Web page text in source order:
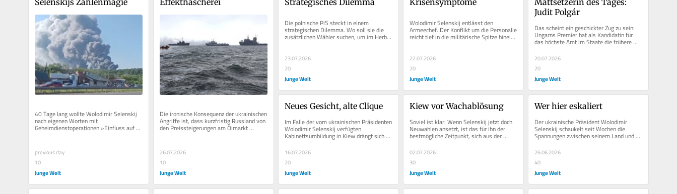
40 Tage lang wollte Wolodimir Selenskij
nach eigenen Worten mit
Geheimdienstoperationen »Einfluss auf
Russland nehmen«, damit das Land den...
previous day
10
Junge Welt
Die ironische Konsequenz der ukrainischen
Angriffe ist, dass kurzfristig Russland von
den Preissteigerungen am Ölmarkt
profitieren wird. Vermutlich...
26.07.2026
10
Junge Welt
Die polnische PiS steckt in einem
strategischen Dilemma. Wo soll sie die
zusätzlichen Wähler suchen, um im Herbst
2027 wieder eine Mehrheit zu...
23.07.2026
20
Junge Welt
Wolodimir Selenskij entlässt den
Armeechef. Der Konflikt um die Personalie
reicht tief in die militärische Spitze hinein.
22.07.2026
20
Junge Welt
Judit Polgár
Das scheint ein geschickter Zug zu sein:
Ungarns Premier hat als Kandidatin für
das höchste Amt im Staate die frühere
20.07.2026
20
Junge Welt
Neues Gesicht, alte Clique
Im Falle der vom ukrainischen Präsidenten
Wolodimir Selenskij verfügten
Kabinettsumbildung in Kiew drängt sich
die Wendung vom »letzten Aufgebot«...
16.07.2026
20
Junge Welt
Kiew vor Wachablösung
Soviel ist klar: Wenn Selenskij jetzt doch
Neuwahlen ansetzt, ist das für ihn der
bestmögliche Zeitpunkt, sich aus der
ukrainischen Geschichte...
02.07.2026
30
Junge Welt
Wer hier eskaliert
Der ukrainische Präsident Wolodimir
Selenskij schaukelt seit Wochen die
Spannungen zwischen seinem Land und
Belarus hoch. Dessen Staatschef
Alexander...
26.06.2026
40
Junge Welt